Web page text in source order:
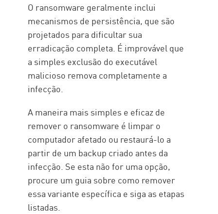
O ransomware geralmente inclui
mecanismos de persistência, que são
projetados para dificultar sua
erradicação completa. É improvável que
a simples exclusão do executável
malicioso remova completamente a
infecção.
A maneira mais simples e eficaz de
remover o ransomware é limpar o
computador afetado ou restaurá-lo a
partir de um backup criado antes da
infecção. Se esta não for uma opção,
procure um guia sobre como remover
essa variante específica e siga as etapas
listadas.